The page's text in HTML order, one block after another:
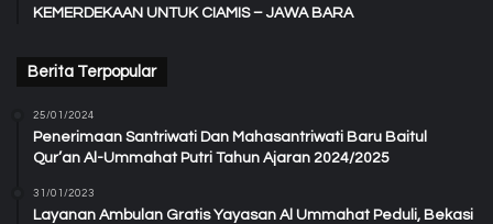
KEMERDEKAAN UNTUK CIAMIS – JAWA BARA
Berita Terpopular
25/01/2024
Penerimaan Santriwati Dan Mahasantriwati Baru Baitul
Qur’an Al-Ummahat Putri Tahun Ajaran 2024/2025
31/01/2023
Layanan Ambulan Gratis Yayasan Al Ummahat Peduli, Bekasi